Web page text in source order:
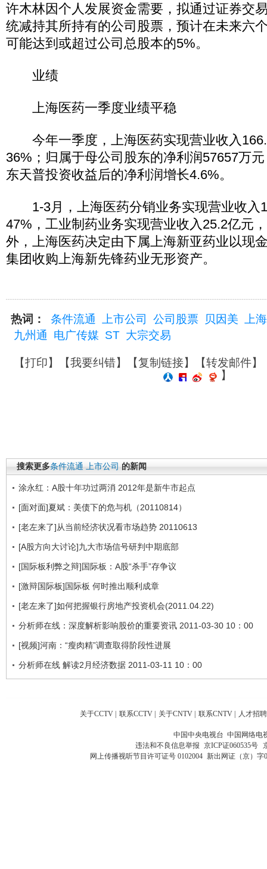
许木林因个人发展资金需要，拟通过证券交
统减持其所持有的公司股票，预计在未来六
可能达到或超过公司总股本的5%。
业绩
上海医药一季度业绩平稳
今年一季度，上海医药实现营业收入
36%；归属于母公司股东的净利润57657万
东天普投资收益后的净利润增长4.6%。
1-3月，上海医药分销业务实现营业收入
47%，工业制药业务实现营业收入25.2亿元
外，上海医药决定由下属上海新亚药业以现
集团收购上海新先锋药业无形资产。
热词： 条件流通 上市公司 公司股票 贝因美
上
九州通
电广传媒 ST 大宗交易
【打印】【我要纠错】【复制链接】【转发邮件】
】
搜索更多条件流通 上市公司 的新闻
涂永红：A股十年功过两消 2012年是新牛市起点
[面对面]夏斌：美债下的危与机（20110814）
[老左来了]从当前经济状况看市场趋势 20110613
[A股方向大讨论]九大市场信号研判中期底部
[国际板利弊之辩]国际板：A股“杀手”存争议
[激辩国际板]国际板 何时推出顺利成章
[老左来了]如何把握银行房地产投资机会(2011.04.22)
分析师在线：深度解析影响股价的重要资讯 2011-03-30 10：00
[视频]河南：“瘦肉精”调查取得阶段性进展
分析师在线 解读2月经济数据 2011-03-11 10：00
关于CCTV | 联系CCTV | 关于CNTV | 联系CNTV | 人才招聘
中国中央电视台 中国网络电
违法和不良信息举报 京ICP证060535号
网上传播视听节目许可证号 0102004 新出网证（京）